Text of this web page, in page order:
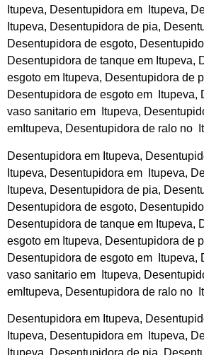
Itupeva, Desentupidora em Itupeva,
Itupeva, Desentupidora de pia,
Desentupidora de esgoto,
Desentupidora de tanque em Itupeva,
esgoto em Itupeva, Desentupidora de
Desentupidora de esgoto em Itupeva,
vaso sanitario em Itupeva,
emItupeva, Desentupidora de ralo no
Desentupidora em Itupeva,
Itupeva, Desentupidora em Itupeva,
Itupeva, Desentupidora de pia,
Desentupidora de esgoto,
Desentupidora de tanque em Itupeva,
esgoto em Itupeva, Desentupidora de
Desentupidora de esgoto em Itupeva,
vaso sanitario em Itupeva,
emItupeva, Desentupidora de ralo no
Desentupidora em Itupeva,
Itupeva, Desentupidora em Itupeva,
Itupeva, Desentupidora de pia,